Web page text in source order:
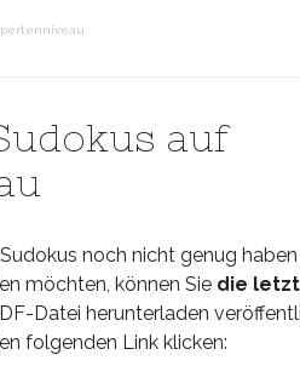
auf
noch nicht genug
möchten, können Sie die
Datei herunterladen
folgenden Link klicken: